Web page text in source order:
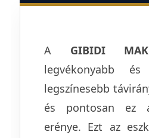
A GIBIDI
legvékonyabb
legszínesebb
és pontosan ez
erénye. Ezt az